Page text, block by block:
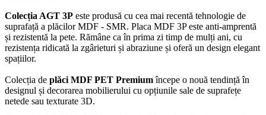
Colecția AGT 3P este produsă cu cea mai recentă tehnologie de
suprafață a plăcilor MDF - SMR. Placa MDF 3P este anti-amprentă
și rezistentă la pete. Rămâne ca în prima zi timp de mulți ani, cu
rezistența ridicată la zgârieturi și abraziune și oferă un design elegant
spațiilor.
Colecția de plăci MDF PET Premiumîncepe o nouă tendință în
designul și decorarea mobilierului cu opțiunile sale de suprafețe
netede sau texturate 3D.